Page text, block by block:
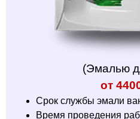
(Эмалью
от
Срок службы эмали
Время проведения